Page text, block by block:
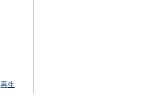
再生